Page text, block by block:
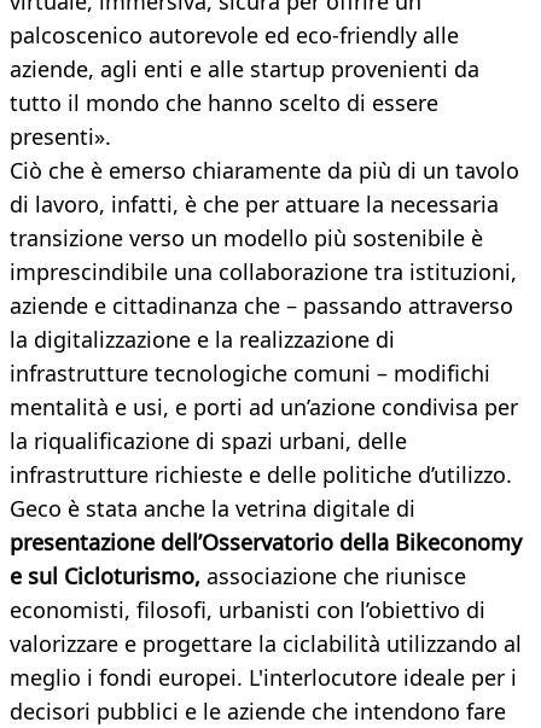
palcoscenico autorevole ed eco-friendly alle
aziende, agli enti e alle startup provenienti da
tutto il mondo che hanno scelto di essere
presenti».
Ciò che è emerso chiaramente da più di un tavolo
di lavoro, infatti, è che per attuare la necessaria
transizione verso un modello più sostenibile è
imprescindibile una collaborazione tra istituzioni,
aziende e cittadinanza che – passando attraverso
la digitalizzazione e la realizzazione di
infrastrutture tecnologiche comuni – modifichi
mentalità e usi, e porti ad un’azione condivisa per
la riqualificazione di spazi urbani, delle
infrastrutture richieste e delle politiche d’utilizzo.
Geco è stata anche la vetrina digitale di
presentazione dell’Osservatorio della Bikeconomy
e sul Cicloturismo, associazione che riunisce
economisti, filosofi, urbanisti con l’obiettivo di
valorizzare e progettare la ciclabilità utilizzando al
meglio i fondi europei. L'interlocutore ideale per i
decisori pubblici e le aziende che intendono fare